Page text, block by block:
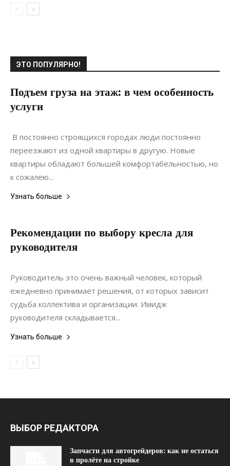
ЭТО ПОПУЛЯРНО!
Подъем груза на этаж: в чем особенность
услуги
04.03.2021
В постоянно строящихся городах люди постоянно
переезжают из одной квартиры в другую. Новые
квартиры обладают большей комфортабельностью, но
к сожалею...
Узнать больше
Рекомендации по выбору кресла для
руководителя
18.10.2019
Руководитель это очень важный человек, который
ежедневно принимает решения, от которых зависит
судьба коллектива и организации. Имидж
руководителя складывается...
Узнать больше
ВЫБОР РЕДАКТОРА
Запчасти для автогрейдеров: как не остаться
в пролёте на стройке